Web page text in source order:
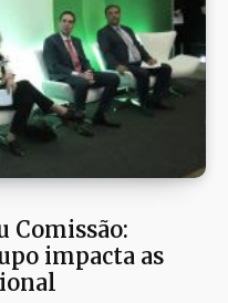
Comissão:
impacta as